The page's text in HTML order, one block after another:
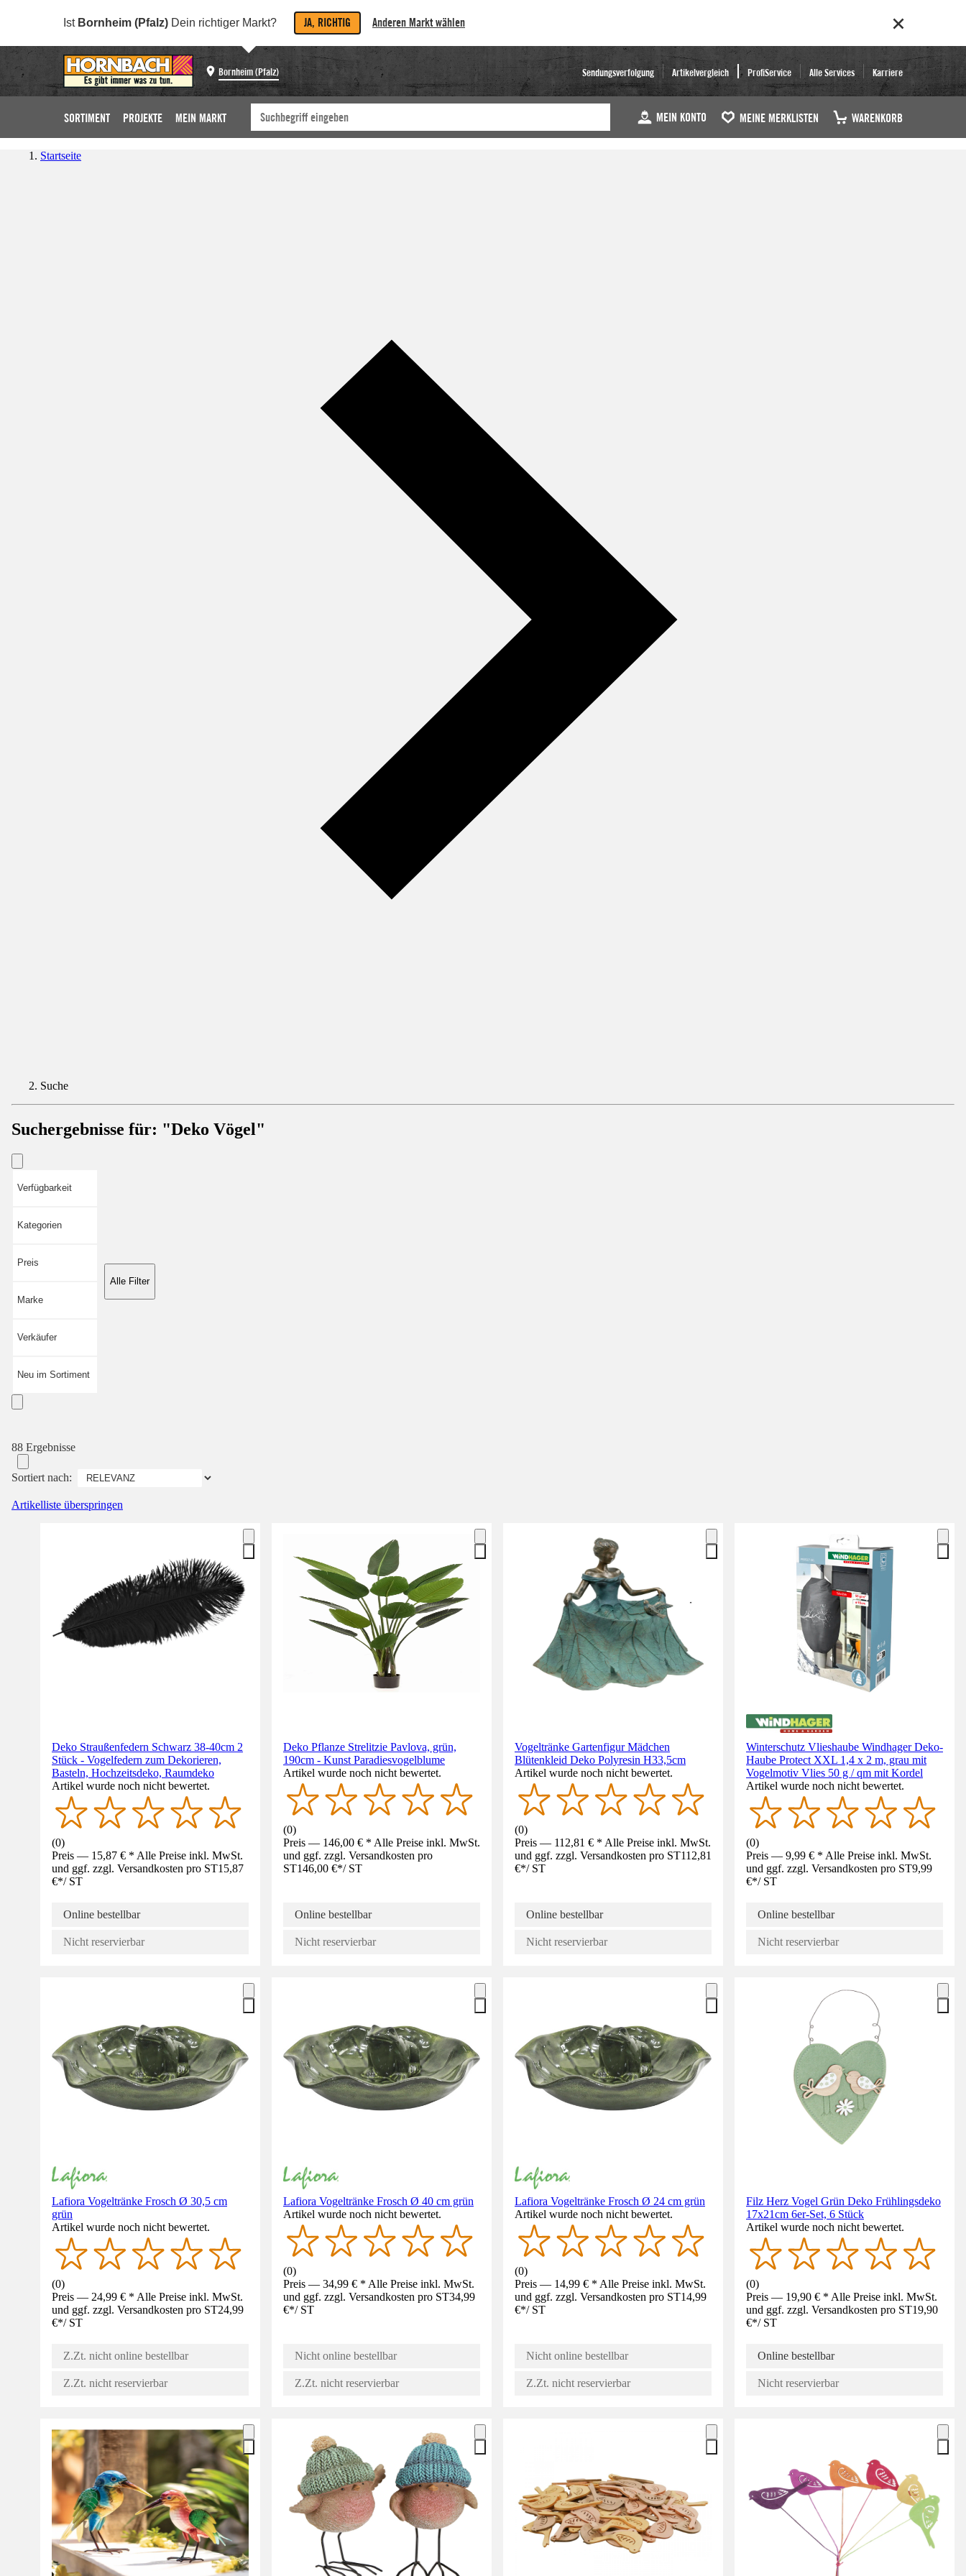
Ist Bornheim (Pfalz) Dein richtiger Markt? JA, RICHTIG Anderen Markt wählen
Bornheim (Pfalz) Sendungsverfolgung Artikelvergleich ProfiService Alle Services Karriere
SORTIMENT PROJEKTE MEIN MARKT MEIN KONTO MEINE MERKLISTEN WARENKORB
Startseite
Suche
Suchergebnisse für: "Deko Vögel"
Verfügbarkeit
Kategorien
Preis
Marke
Verkäufer
Neu im Sortiment
Alle Filter
88 Ergebnisse
Sortiert nach:
Artikelliste überspringen
Deko Straußenfedern Schwarz 38-40cm 2
Stück - Vogelfedern zum Dekorieren,
Basteln, Hochzeitsdeko, Raumdeko
Artikel wurde noch nicht bewertet.
(0)
Preis — 15,87 € * Alle Preise inkl. MwSt.
und ggf. zzgl. Versandkosten pro ST15,87
€*/ ST
Online bestellbar
Nicht reservierbar
Deko Pflanze Strelitzie Pavlova, grün,
190cm - Kunst Paradiesvogelblume
Artikel wurde noch nicht bewertet.
(0)
Preis — 146,00 € * Alle Preise inkl. MwSt.
und ggf. zzgl. Versandkosten pro
ST146,00 €*/ ST
Online bestellbar
Nicht reservierbar
Vogeltränke Gartenfigur Mädchen
Blütenkleid Deko Polyresin H33,5cm
Artikel wurde noch nicht bewertet.
(0)
Preis — 112,81 € * Alle Preise inkl. MwSt.
und ggf. zzgl. Versandkosten pro ST112,81
€*/ ST
Online bestellbar
Nicht reservierbar
Winterschutz Vlieshaube Windhager Deko-
Haube Protect XXL 1,4 x 2 m, grau mit
Vogelmotiv Vlies 50 g / qm mit Kordel
Artikel wurde noch nicht bewertet.
(0)
Preis — 9,99 € * Alle Preise inkl. MwSt.
und ggf. zzgl. Versandkosten pro ST9,99
€*/ ST
Online bestellbar
Nicht reservierbar
Lafiora Vogeltränke Frosch Ø 30,5 cm
grün
Artikel wurde noch nicht bewertet.
(0)
Preis — 24,99 € * Alle Preise inkl. MwSt.
und ggf. zzgl. Versandkosten pro ST24,99
€*/ ST
Z.Zt. nicht online bestellbar
Z.Zt. nicht reservierbar
Lafiora Vogeltränke Frosch Ø 40 cm grün
Artikel wurde noch nicht bewertet.
(0)
Preis — 34,99 € * Alle Preise inkl. MwSt.
und ggf. zzgl. Versandkosten pro ST34,99
€*/ ST
Nicht online bestellbar
Z.Zt. nicht reservierbar
Lafiora Vogeltränke Frosch Ø 24 cm grün
Artikel wurde noch nicht bewertet.
(0)
Preis — 14,99 € * Alle Preise inkl. MwSt.
und ggf. zzgl. Versandkosten pro ST14,99
€*/ ST
Nicht online bestellbar
Z.Zt. nicht reservierbar
Filz Herz Vogel Grün Deko Frühlingsdeko
17x21cm 6er-Set, 6 Stück
Artikel wurde noch nicht bewertet.
(0)
Preis — 19,90 € * Alle Preise inkl. MwSt.
und ggf. zzgl. Versandkosten pro ST19,90
€*/ ST
Online bestellbar
Nicht reservierbar